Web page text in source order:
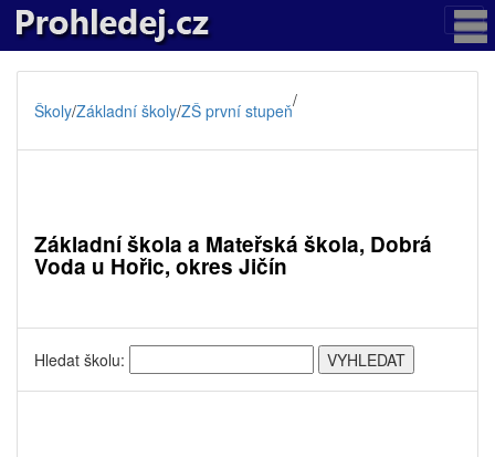
Školy/Základní školy/ZŠ první stupeň/
Základní škola a Mateřská škola, Dobrá
Voda u Hořic, okres Jičín
Hledat školu: